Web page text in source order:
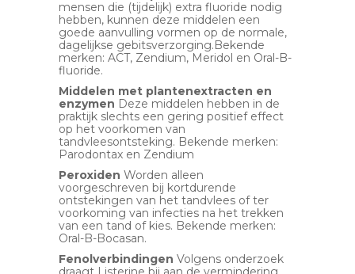
mensen die (tijdelijk) extra fluoride nodig
hebben, kunnen deze middelen een
goede aanvulling vormen op de normale,
dagelijkse gebitsverzorging.Bekende
merken: ACT, Zendium, Meridol en Oral-B-
fluoride.
Middelen met plantenextracten en
enzymen Deze middelen hebben in de
praktijk slechts een gering positief effect
op het voorkomen van
tandvleesontsteking. Bekende merken:
Parodontax en Zendium
Peroxiden Worden alleen
voorgeschreven bij kortdurende
ontstekingen van het tandvlees of ter
voorkoming van infecties na het trekken
van een tand of kies. Bekende merken:
Oral-B-Bocasan.
Fenolverbindingen Volgens onderzoek